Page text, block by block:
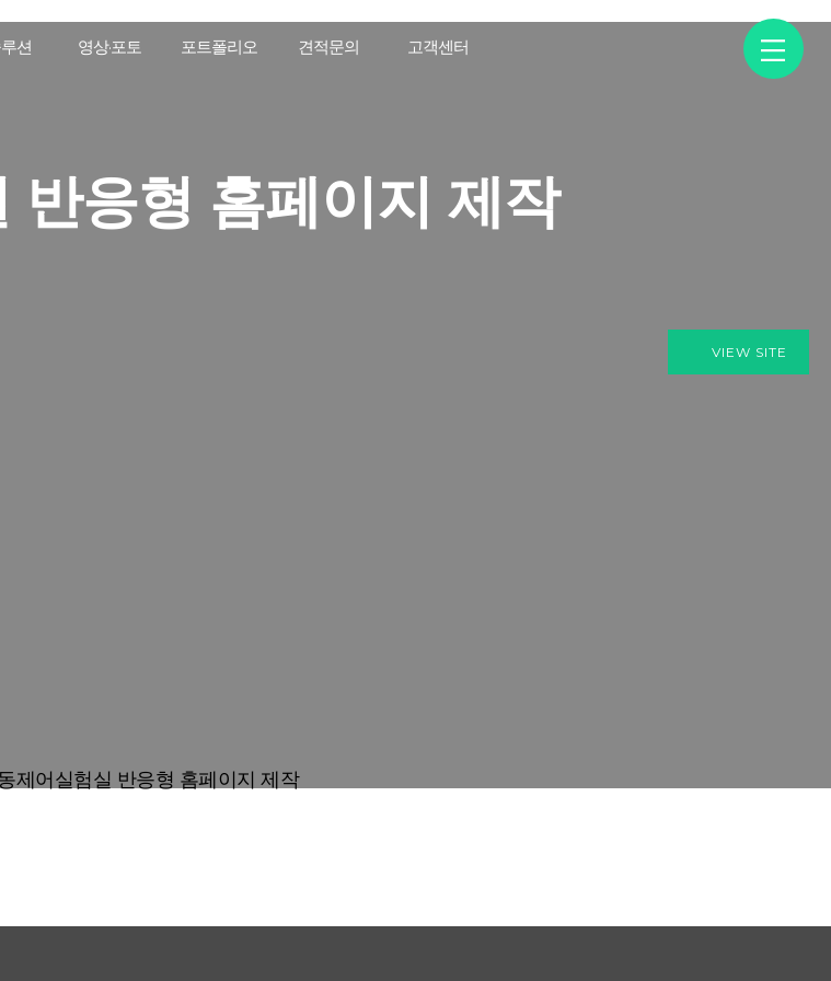
션 영상·포토 포트폴리오 견적문의 고객센터
반응형 홈페이지 제작
VIEW SITE
제어실험실 반응형 홈페이지 제작